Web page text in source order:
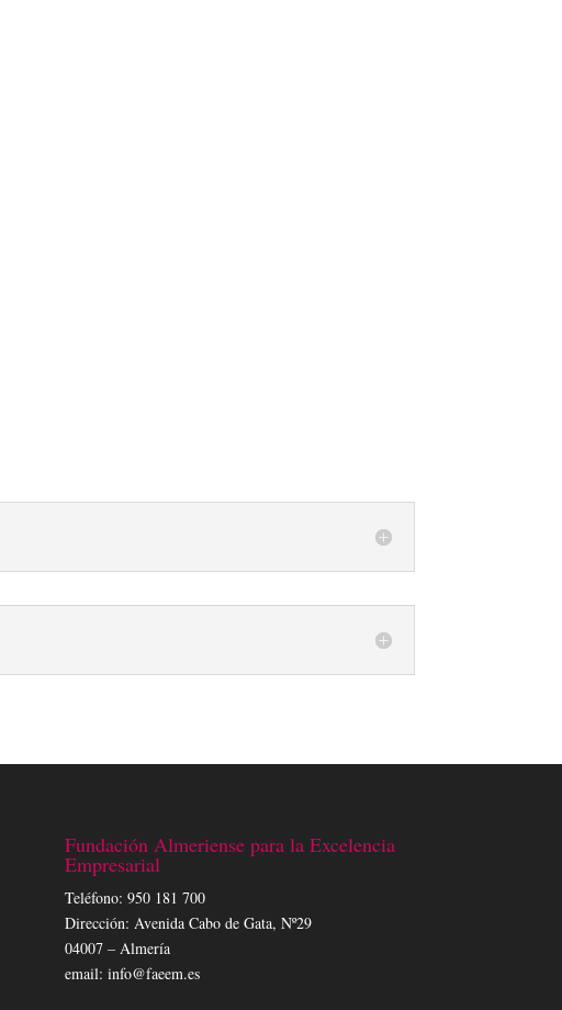
Fundación Almeriense para la Excelencia
Empresarial
Teléfono: 950 181 700
Dirección: Avenida Cabo de Gata, Nº29
04007 – Almería
email: info@faeem.es